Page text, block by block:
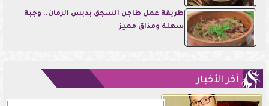
طريقة عمل طاجن السجق بدبس الرمان.. وجبة
سهلة ومذاق مميز
آخر الأخبار